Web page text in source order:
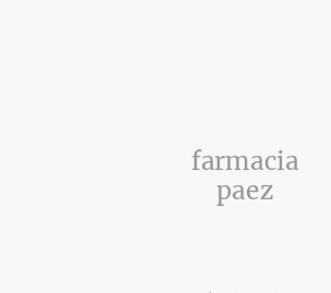
farmacia
paez